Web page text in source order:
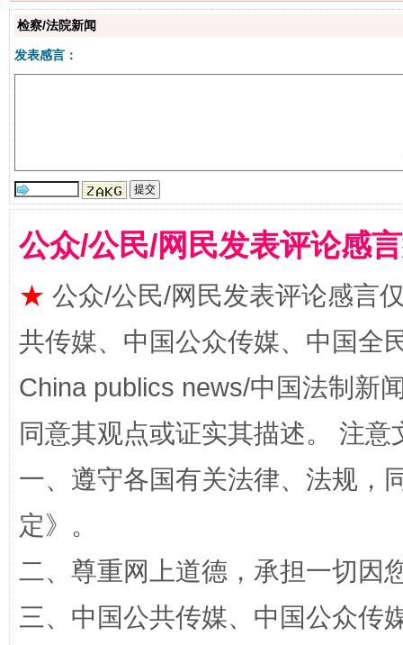
站台名比不上好声名
漫山遍野的桃花与雪山、麦地、白藏房 除
检察/法院新闻
发表感言：
公众/公民/网民发表评论感
★ 公众/公民/网民发表评论感言
共传媒、中国公众传媒、中国全
China publics news/中国法制新
同意其观点或证实其描述。 注
一、遵守各国有关法律、法规，
定》。
二、尊重网上道德，承担一切因
三、中国公共传媒、中国公众传